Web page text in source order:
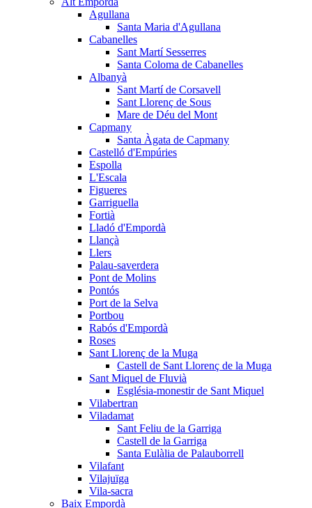
Agullana
Santa Maria d'Agullana
Cabanelles
Sant Martí Sesserres
Santa Coloma de Cabanelles
Albanyà
Sant Martí de Corsavell
Sant Llorenç de Sous
Mare de Déu del Mont
Capmany
Santa Àgata de Capmany
Castelló d'Empúries
Espolla
L'Escala
Figueres
Garriguella
Fortià
Lladó d'Empordà
Llançà
Llers
Palau-saverdera
Pont de Molins
Pontós
Port de la Selva
Portbou
Rabós d'Empordà
Roses
Sant Llorenç de la Muga
Castell de Sant Llorenç de la Muga
Sant Miquel de Fluvià
Església-monestir de Sant Miquel
Vilabertran
Viladamat
Sant Feliu de la Garriga
Castell de la Garriga
Santa Eulàlia de Palauborrell
Vilafant
Vilajuïga
Vila-sacra
Baix Empordà